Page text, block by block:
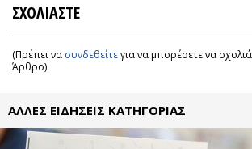
ΣΧΟΛΙΑΣΤΕ
(Πρέπει να συνδεθείτεγια να μπορέσετε να
Άρθρο)
ΑΛΛΕΣ ΕΙΔΗΣΕΙΣ ΚΑΤΗΓΟΡΙΑΣ